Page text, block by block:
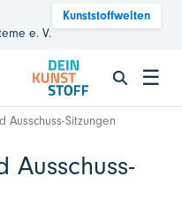
e. V.
Kunststoffwelten
☰
Ausschuss-Sitzungen
Ausschuss-